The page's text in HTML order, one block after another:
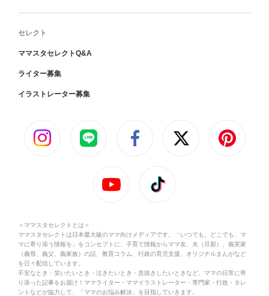
セレクト
ママスタセレクトQ&A
ライター募集
イラストレーター募集
＜ママスタセレクトとは＞
ママスタセレクトは日本最大級のママ向けメディアです。「いつでも、どこでも、マ
マに寄り添う情報を」をコンセプトに、子育て情報からママ友、夫（旦那）、義実家
（義母、義父、義家族）の話、教育コラム、行政の育児支援、オリジナルまんがなど
を日々配信しています。
不安なとき・笑いたいとき・泣きたいとき・息抜きしたいときなど、ママの日常に寄
り添った記事をお届け！ママライター・ママイラストレーター・専門家・行政・タレ
ントなどが協力して、「ママのお悩み解決」を目指していきます。